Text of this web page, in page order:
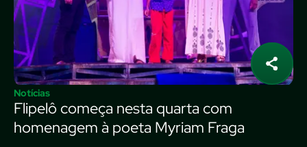
Notícias
Flipelô começa nesta quarta com
homenagem à poeta Myriam Fraga